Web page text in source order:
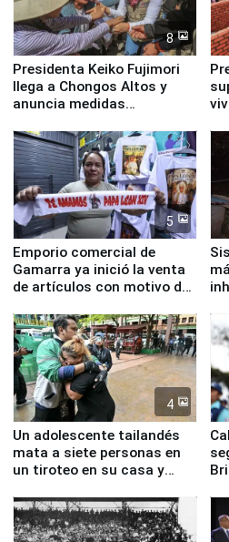
8
Presidenta Keiko Fujimori
llega a Chongos Altos y
anuncia medidas
educación, salud y empleo
5
Emporio comercial de
Gamarra ya inició la venta
de artículos con motivo de
4
Un adolescente tailandés
mata a siete personas en
un tiroteo en su casa y